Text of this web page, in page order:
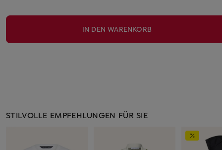
IN DEN WARENKORB
STILVOLLE EMPFEHLUNGEN FÜR SIE